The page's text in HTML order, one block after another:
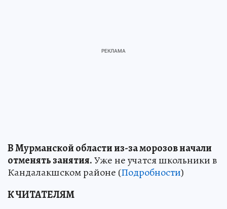
В Мурманской области из-за морозов начали
отменять занятия.Уже не учатся школьники в
Кандалакшском районе (Подробности)
К ЧИТАТЕЛЯМ